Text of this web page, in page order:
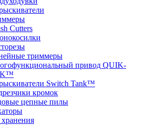
Cutters
триммеры
привод QUIK-
Switch Tank™
кромок
цепные пилы